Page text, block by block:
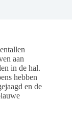
aan
in de hal.
hebben
en de